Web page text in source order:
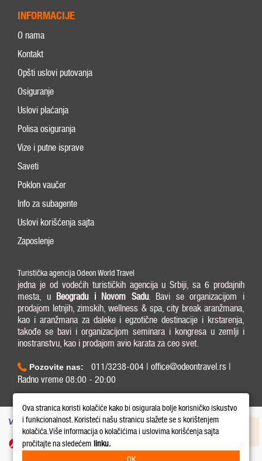
INFORMACIJE
O nama
Kontakt
Opšti uslovi putovanja
Osiguranje
Uslovi plaćanja
Polisa osiguranja
Vize i putne isprave
Saveti
Poklon vaučer
Info za subagente
Uslovi korišćenja sajta
Zaposlenje
Turistička agencija Odeon World Travel
jedna je od vodećih turističkih agencija u Srbiji, sa 6 prodajnih
mesta, u Beogradu i Novom Sadu. Bavi se organizacijom i
prodajom letnjih, zimskih, wellness & spa, city break aranžmana,
kao i aranžmana za daleke i egzotične destinacije i krstarenja,
takođe se bavi i organizacijom seminara i kongresa u zemlji i
inostranstvu, kao i prodajom avio karata za ceo svet.
Pozovite nas:
011/3238-004 | office@odeontravel.rs |
Radno vreme 08:00 - 20:00
Ova stranica koristi kolačiće kako bi osigurala bolje korisničko iskustvo
i funkcionalnost. Koristeći našu stranicu slažete se s korištenjem
kolačića. Više informacija o kolačićima i uslovima korišćenja sajta
pročitajte na sledećem linku.